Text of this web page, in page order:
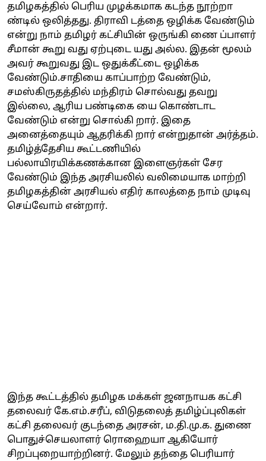
தமிழகத்தில் பெரிய முழக்கமாக கடந்த நூற்றா
ண்டில் ஒலித்தது. திராவி டத்தை ஒழிக்க வேண்டும்
என்று நாம் தமிழர் கட்சியின் ஒருங்கி ணை ப்பாளர்
சீமான் கூறு வது ஏற்புடை யது அல்ல. இதன் மூலம்
அவர் கூறுவது இட ஒதுக்கீட்டை ஒழிக்க
வேண்டும்.சாதியை காப்பாற்ற வேண்டும்,
சமஸ்கிருதத்தில் மந்திரம் சொல்வது தவறு
இல்லை, ஆரிய பண்டிகை யை கொண்டாட
வேண்டும் என்று சொல்கி றார். இதை
அனைத்தையும் ஆதரிக்கி றார் என்றுதான் அர்த்தம்.
தமிழ்த்தேசிய கூட்டணியில்
பல்லாயிரயிக்கணக்கான இளைஞர்கள் சேர
வேண்டும் இந்த அரசியலில் வலிமையாக மாற்றி
தமிழகத்தின் அரசியல் எதிர் காலத்தை நாம் முடிவு
செய்வோம் என்றார்.
இந்த கூட்டத்தில் தமிழக மக்கள் ஜனநாயக கட்சி
தலைவர் கே.எம்.சரீப், விடுதலைத் தமிழ்ப்புலிகள்
கட்சி தலைவர் குடந்தை அரசன், ம.தி.மு.க. துணை
பொதுச்செயலாளர் ரொஹையா ஆகியோர்
சிறப்புறையாற்றினர். மேலும் தந்தை பெரியார்